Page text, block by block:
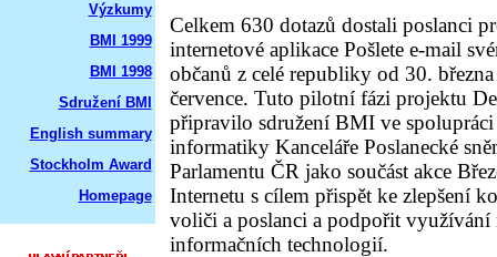
Výzkumy
BMI 1999
BMI 1998
Sdružení BMI
English summary
Stockholm Award
Homepage
Celkem 630 dotazů dostali poslanci
internetové aplikace Pošlete e-mail
občanů z celé republiky od 30.
července. Tuto pilotní fázi projektu
připravilo sdružení BMI ve spolupráci
informatiky Kanceláře Poslanecké
Parlamentu ČR jako součást akce
Internetu s cílem přispět ke zlepšení
voliči a poslanci a podpořit využívání
informačních technologií.